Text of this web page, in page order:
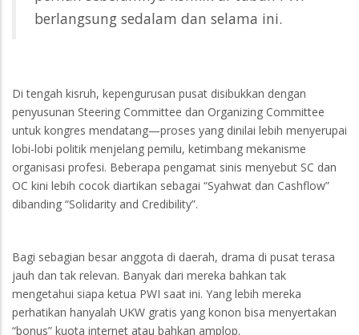
berlangsung sedalam dan selama ini.
Di tengah kisruh, kepengurusan pusat disibukkan dengan
penyusunan Steering Committee dan Organizing Committee
untuk kongres mendatang—proses yang dinilai lebih menyerupai
lobi-lobi politik menjelang pemilu, ketimbang mekanisme
organisasi profesi. Beberapa pengamat sinis menyebut SC dan
OC kini lebih cocok diartikan sebagai “Syahwat dan Cashflow”
dibanding “Solidarity and Credibility”.
Bagi sebagian besar anggota di daerah, drama di pusat terasa
jauh dan tak relevan. Banyak dari mereka bahkan tak
mengetahui siapa ketua PWI saat ini. Yang lebih mereka
perhatikan hanyalah UKW gratis yang konon bisa menyertakan
“bonus” kuota internet atau bahkan amplop.